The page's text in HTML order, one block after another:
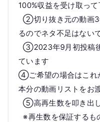
100%収益を受け取って
②切り抜き元の動画3
るのでネタ不足はない
③2023年9月初投稿
ています
④ご希望の場合はこれ
本分の動画リストをお
⑤高再生数を叩き出
※再生数を保証する